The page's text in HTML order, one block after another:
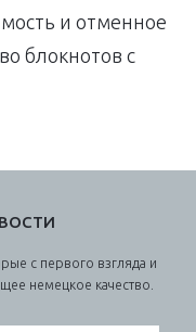
и отменное
блокнотов с
с первого взгляда и
немецкое качество.